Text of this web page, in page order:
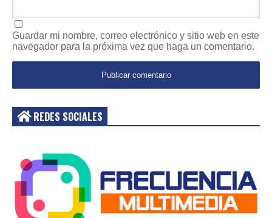
Guardar mi nombre, correo electrónico y sitio web en este
navegador para la próxima vez que haga un comentario.
REDES SOCIALES